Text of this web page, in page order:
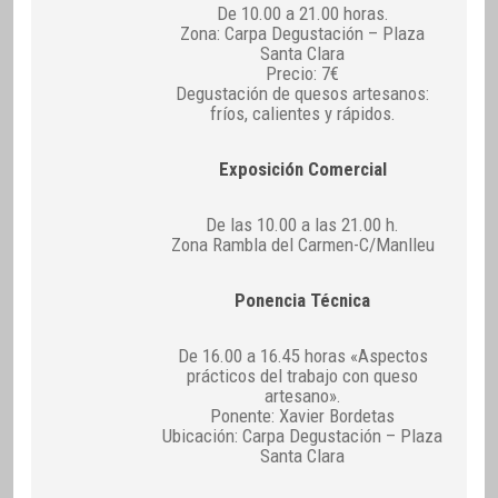
De 10.00 a 21.00 horas.
Zona: Carpa Degustación – Plaza
Santa Clara
Precio: 7€
Degustación de quesos artesanos:
fríos, calientes y rápidos.
Exposición Comercial
De las 10.00 a las 21.00 h.
Zona Rambla del Carmen-C/Manlleu
Ponencia Técnica
De 16.00 a 16.45 horas «Aspectos
prácticos del trabajo con queso
artesano».
Ponente: Xavier Bordetas
Ubicación: Carpa Degustación – Plaza
Santa Clara